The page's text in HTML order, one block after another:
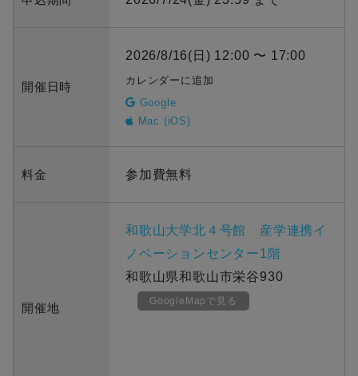
開催日時
2026/8/16(日) 12:00 〜 17:00
カレンダーに追加
Google
Mac (iOS)
料金 参加費無料
開催地
和歌山大学北４号館 産学連携イ
ノベーションセンター1階
和歌山県和歌山市栄谷930
GoogleMapで見る